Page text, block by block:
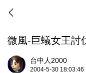
微風-巨蟻女王討
台中人2000
2004-5-30 18:03:46